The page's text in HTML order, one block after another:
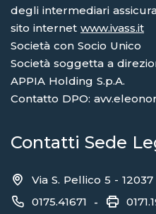
degli intermediari
sito internet www.ivass.it
Società con Socio Unico
Società soggetta a
APPIA Holding S.p.A.
Contatto DPO:
Contatti Sede
Via S. Pellico 5 -
0175.41671 -